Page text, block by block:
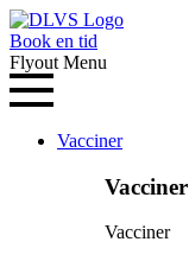
Book en tid
Flyout Menu
Vacciner
Vacciner
Vacciner